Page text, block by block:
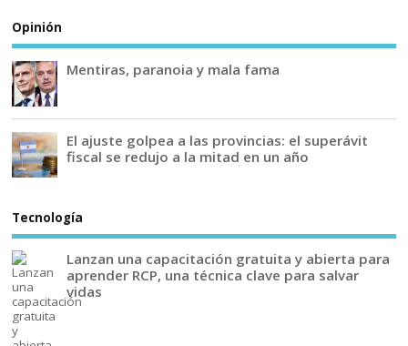
Opinión
Mentiras, paranoia y mala fama
El ajuste golpea a las provincias: el superávit
fiscal se redujo a la mitad en un año
Tecnología
Lanzan una capacitación gratuita y abierta para
aprender RCP, una técnica clave para salvar
vidas